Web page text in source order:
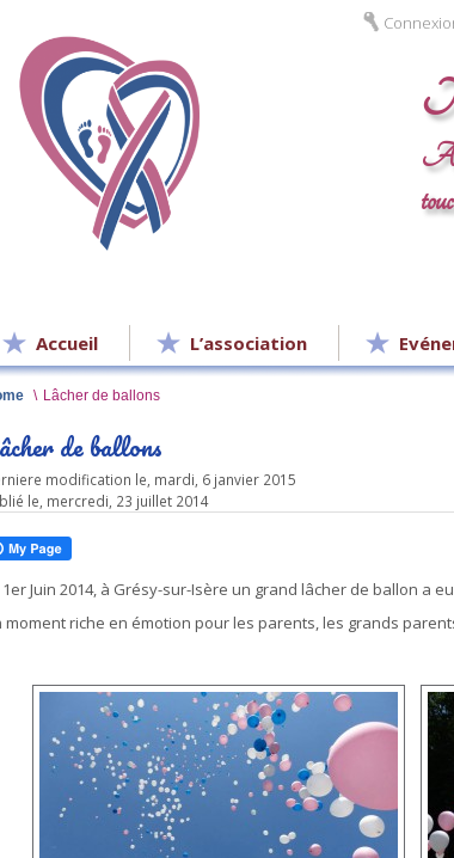
Accueil L’association
\ Lâcher de ballons
de ballons
modification le, mardi, 6 janvier 2015
le, mercredi, 23 juillet 2014
1er Juin 2014, à Grésy-sur-Isère un grand lâcher de ballon a
moment riche en émotion pour les parents, les grands